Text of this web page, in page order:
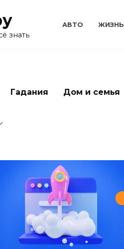
знать
АВТО ЖИЗНЬ
Гадания Дом и семья